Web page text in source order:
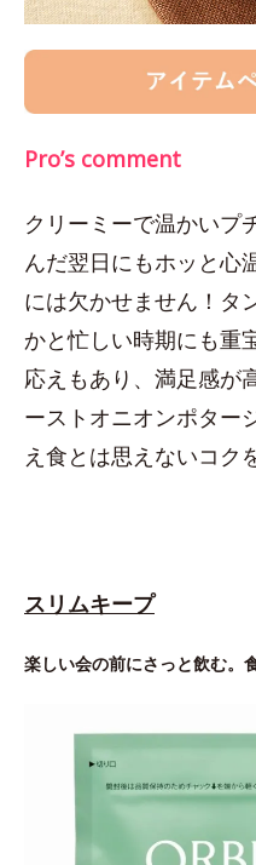
Pro’s comment
クリーミーで温かいプ
んだ翌日にもホッと心
には欠かせません！タ
かと忙しい時期にも重
応えもあり、満足感が
ーストオニオンポター
え食とは思えないコク
スリムキープ
楽しい会の前にさっと飲む。